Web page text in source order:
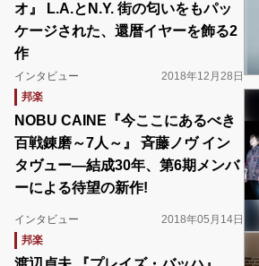
オ』 L.A.とN.Y. 街の匂いをもパッ
ケージされた、還暦イヤーを飾る2
作
インタビュー
2018年12月28日
邦楽
NOBU CAINE『今ここにあるべき
百戦錬磨～7人～』 斉藤ノヴ イン
タヴュー―結成30年、第6期メンバ
ーによる待望の新作!
インタビュー
2018年05月14日
邦楽